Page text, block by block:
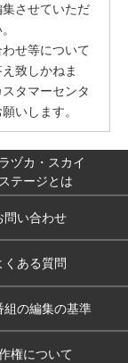
させていただ
せ等について
致しかねま
タマーセンタ
いします。
ヅカ・スカイ
ステージとは
問い合わせ
くある質問
組の編集の基準
権について